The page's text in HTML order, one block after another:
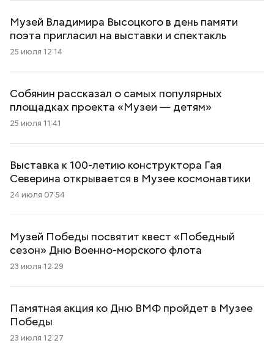
Музей Владимира Высоцкого в день памяти
поэта пригласил на выставки и спектакль
25 июля 12:14
Собянин рассказал о самых популярных
площадках проекта «Музеи — детям»
25 июля 11:41
Выставка к 100-летию конструктора Гая
Северина открывается в Музее космонавтики
24 июля 07:54
Музей Победы посвятит квест «Победный
сезон» Дню Военно-морского флота
23 июля 12:29
Памятная акция ко Дню ВМФ пройдет в Музее
Победы
23 июля 12:27